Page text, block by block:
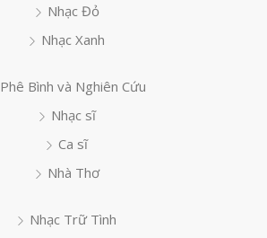
Nhạc Đỏ
Nhạc Xanh
Phê Bình và Nghiên Cứu
Nhạc sĩ
Ca sĩ
Nhà Thơ
Nhạc Trữ Tình